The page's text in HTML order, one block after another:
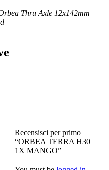
Thru Axle 12x142mm
Recensisci per primo
“ORBEA TERRA H30
1X MANGO”